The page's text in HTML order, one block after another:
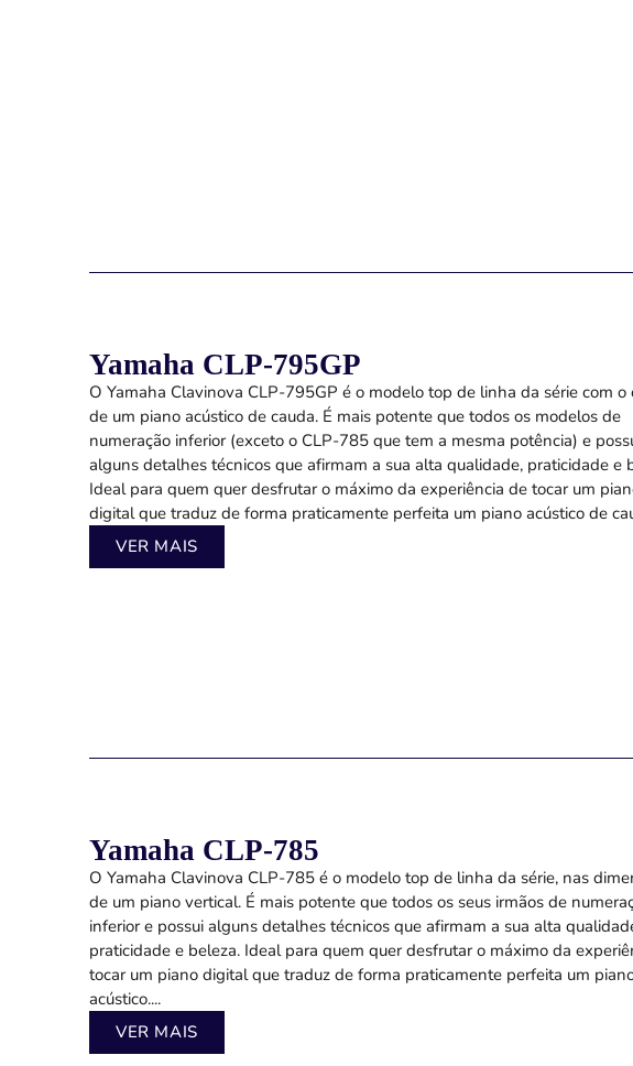
Yamaha CLP-795GP
O Yamaha Clavinova CLP-795GP é o modelo top de linha da série com o
de um piano acústico de cauda. É mais potente que todos os modelos de
numeração inferior (exceto o CLP-785 que tem a mesma potência) e
alguns detalhes técnicos que afirmam a sua alta qualidade, praticidade e
Ideal para quem quer desfrutar o máximo da experiência de tocar um
digital que traduz de forma praticamente perfeita um piano acústico de
VER MAIS
Yamaha CLP-785
O Yamaha Clavinova CLP-785 é o modelo top de linha da série, nas
de um piano vertical. É mais potente que todos os seus irmãos de
inferior e possui alguns detalhes técnicos que afirmam a sua alta
praticidade e beleza. Ideal para quem quer desfrutar o máximo da
tocar um piano digital que traduz de forma praticamente perfeita um
acústico....
VER MAIS